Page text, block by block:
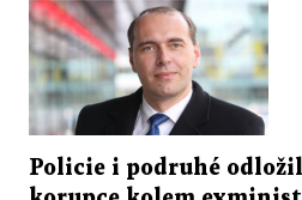
Policie i podruhé